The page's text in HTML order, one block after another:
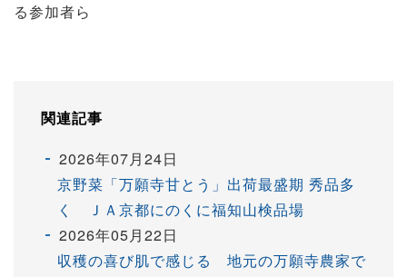
る参加者ら
関連記事
2026年07月24日
京野菜「万願寺甘とう」出荷最盛期 秀品多
く ＪＡ京都にのくに福知山検品場
2026年05月22日
収穫の喜び肌で感じる 地元の万願寺農家で